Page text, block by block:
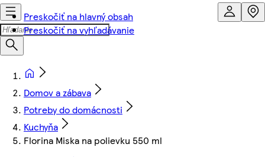
Preskočiť na hlavný obsah
Preskočiť na vyhľadávanie
Domov a zábava
Potreby do domácnosti
Kuchyňa
Florina Miska na polievku 550 ml